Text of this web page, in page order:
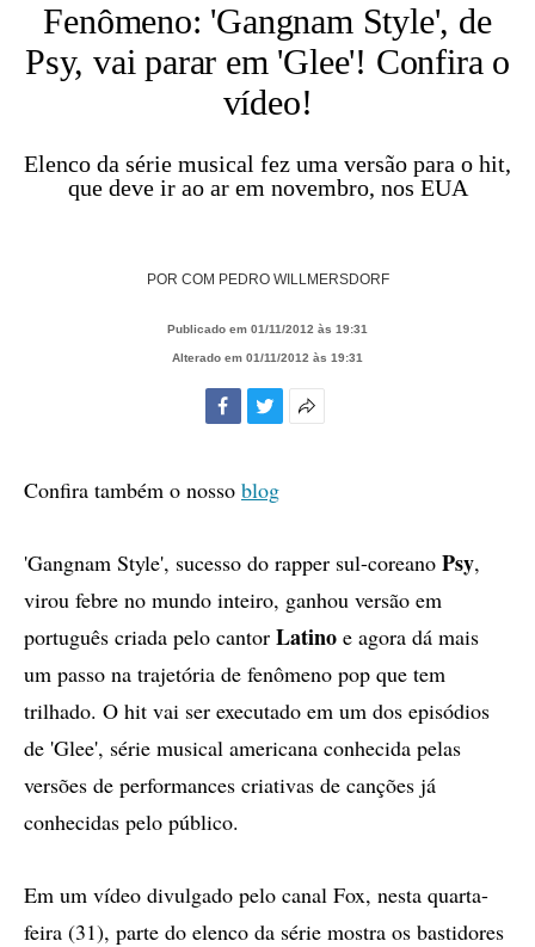
Fenômeno: 'Gangnam Style', de
Psy, vai parar em 'Glee'! Confira o
vídeo!
Elenco da série musical fez uma versão para o hit,
que deve ir ao ar em novembro, nos EUA
POR COM PEDRO WILLMERSDORF
Publicado em 01/11/2012 às 19:31
Alterado em 01/11/2012 às 19:31
Confira também o nosso blog
'Gangnam Style', sucesso do rapper sul-coreano Psy,
virou febre no mundo inteiro, ganhou versão em
português criada pelo cantor Latino e agora dá mais
um passo na trajetória de fenômeno pop que tem
trilhado. O hit vai ser executado em um dos episódios
de 'Glee', série musical americana conhecida pelas
versões de performances criativas de canções já
conhecidas pelo público.
Em um vídeo divulgado pelo canal Fox, nesta quarta-
feira (31), parte do elenco da série mostra os bastidores